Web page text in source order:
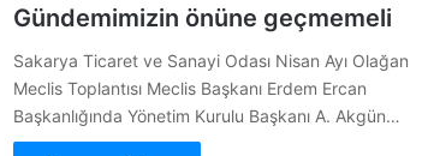
Gündemimizin önüne geçmemeli
Sakarya Ticaret ve Sanayi Odası Nisan Ayı Olağan
Meclis Toplantısı Meclis Başkanı Erdem Ercan
Başkanlığında Yönetim Kurulu Başkanı A. Akgün…